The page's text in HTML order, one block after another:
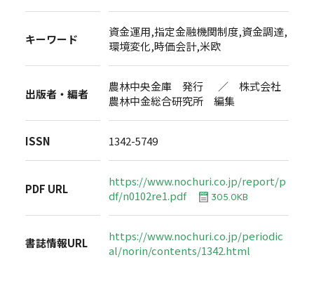
キーワード
資金運用,指定金融機関制度,資金調達,
環境変化,時価会計,米欧
出版者・編者
農林中央金庫 発行 ／ 株式会社
農林中金総合研究所 編集
ISSN 1342-5749
PDF URL
https://www.nochuri.co.jp/report/p
df/n0102re1.pdf
305.0KB
書誌情報URL
https://www.nochuri.co.jp/periodic
al/norin/contents/1342.html